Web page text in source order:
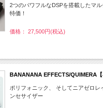
2つのパワフルなDSPを搭載したマ
特価！
価格： 27,500円(税込)
BANANANA EFFECTS/QUIMERA【
ポリフォニック、 そしてニアゼロレ
ンセサイザー